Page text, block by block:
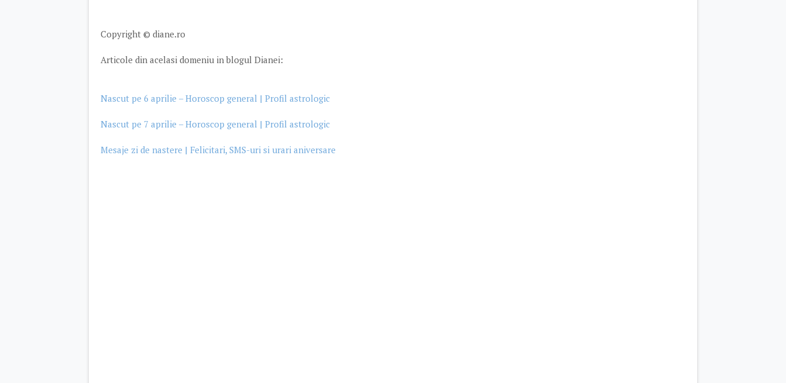
Copyright © diane.ro
Articole din acelasi domeniu in blogul Dianei:
Nascut pe 6 aprilie – Horoscop general | Profil astrologic
Nascut pe 7 aprilie – Horoscop general | Profil astrologic
Mesaje zi de nastere | Felicitari, SMS-uri si urari aniversare